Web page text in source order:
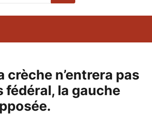
crèche n’entrera pas
fédéral, la gauche